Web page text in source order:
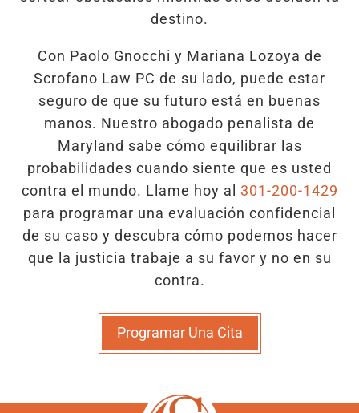
destino.
Con Paolo Gnocchi y Mariana Lozoya de
Scrofano Law PC de su lado, puede estar
seguro de que su futuro está en buenas
manos. Nuestro abogado penalista de
Maryland sabe cómo equilibrar las
probabilidades cuando siente que es usted
contra el mundo. Llame hoy al 301-200-1429
para programar una evaluación confidencial
de su caso y descubra cómo podemos hacer
que la justicia trabaje a su favor y no en su
contra.
Programar Una Cita